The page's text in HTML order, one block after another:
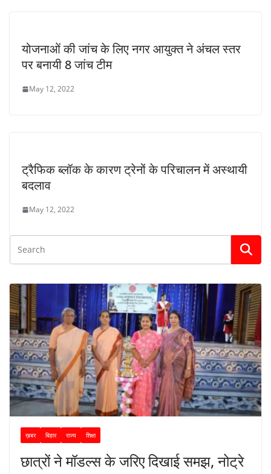
योजनाओं की जांच के लिए नगर आयुक्त ने अंचल स्तर
पर बनायी 8 जांच टीम
May 12, 2022
ट्रैफिक ब्लॉक के कारण ट्रेनों के परिचालन में अस्थायी
बदलाव
May 12, 2022
ख़बर बिहार राज्य शिक्षा
छात्रों ने मॉडल्स के जरिए दिखाई समझ, नोट्रे